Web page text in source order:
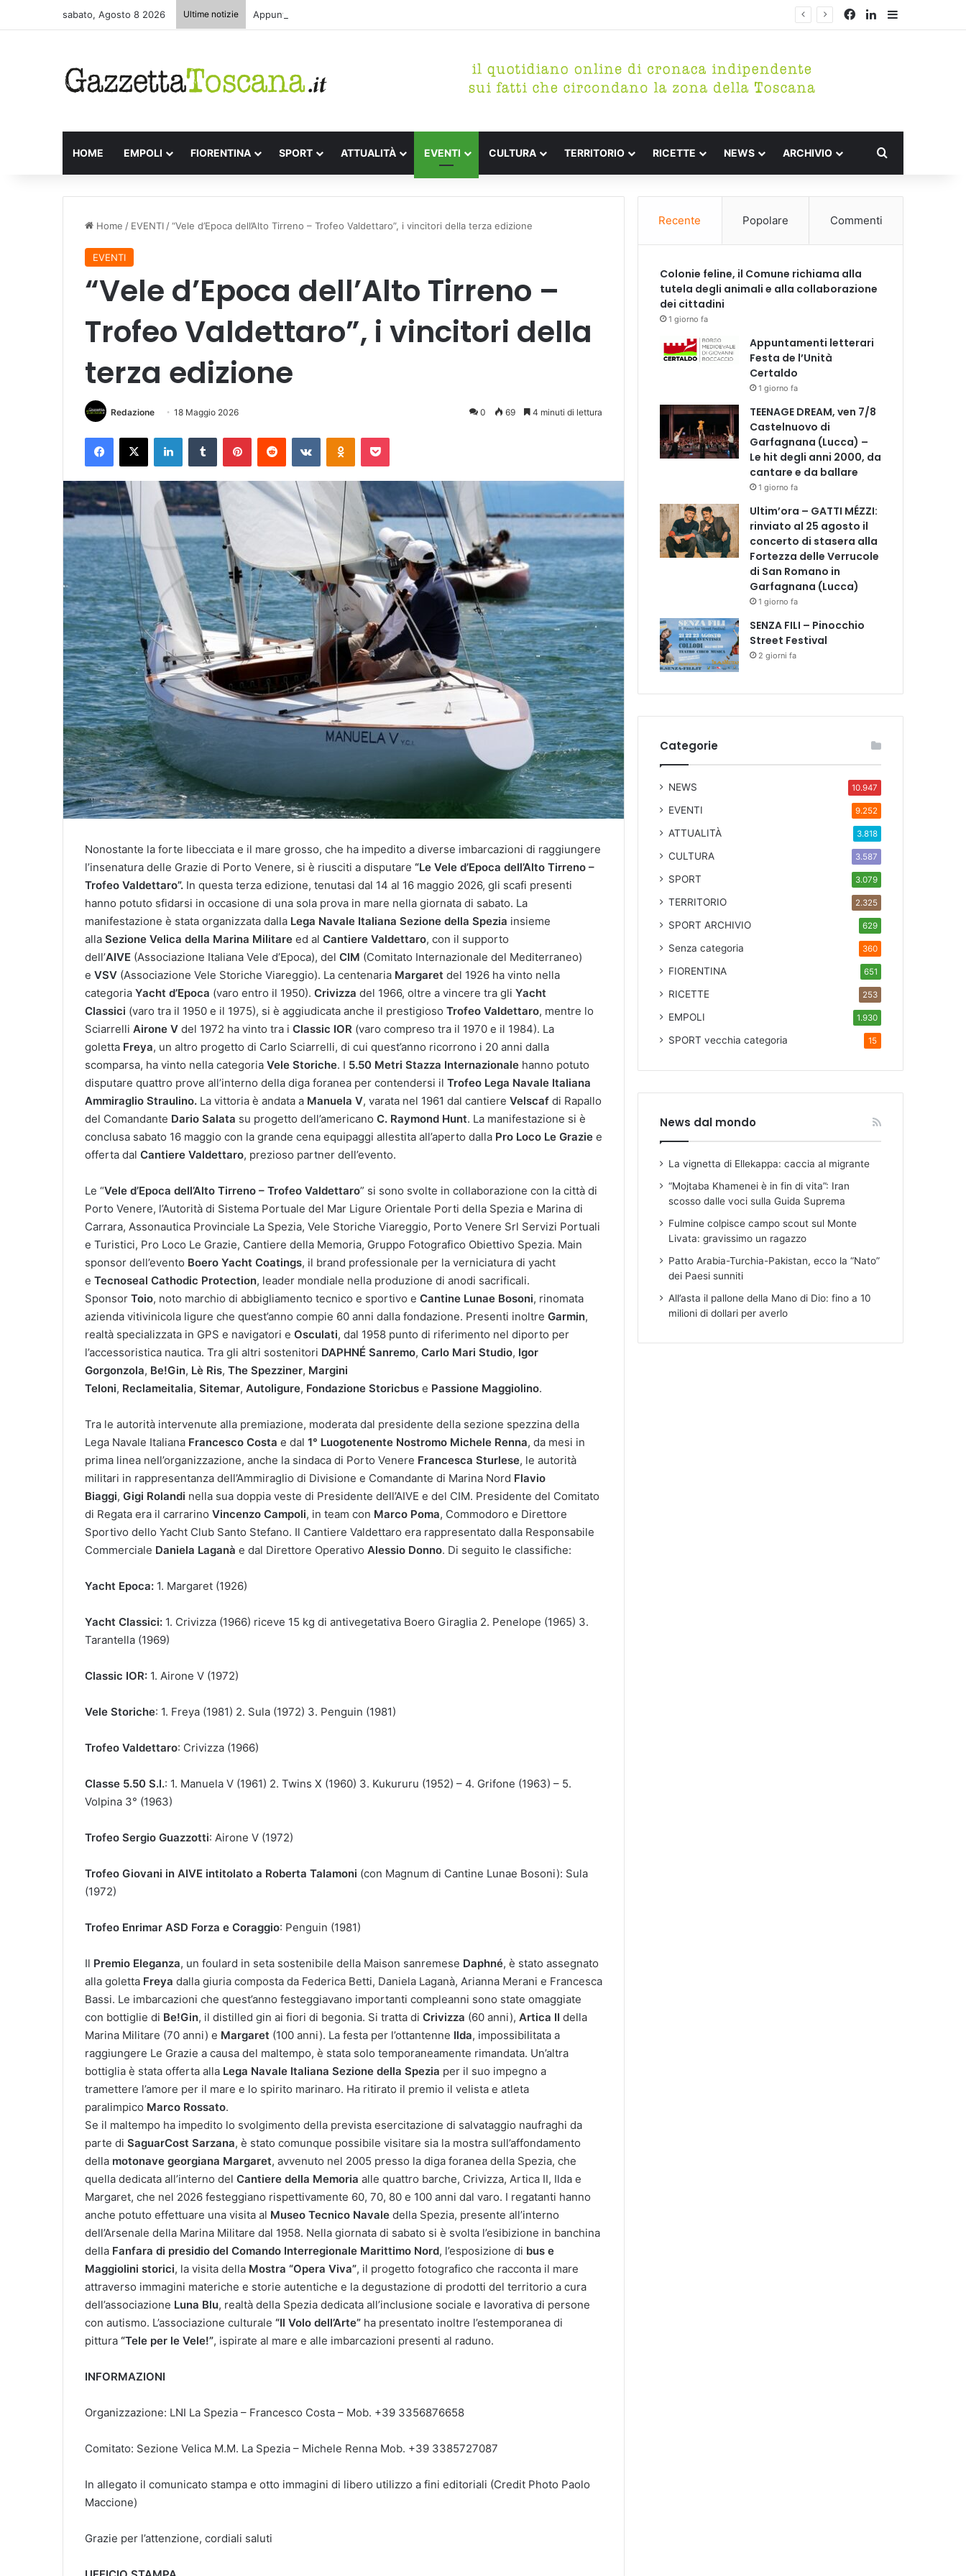
sabato, Agosto 8 2026 Ultime notizie Appuntamenti letterari Festa de l’Unità Certaldo Facebook
LinkedIn
HOME EMPOLI FIORENTINA SPORT ATTUALITÀ EVENTI CULTURA TERRITORIO RICETTE NEWS ARCHIVIO
Home / EVENTI /“Vele d’Epoca dell’Alto Tirreno – Trofeo Valdettaro”, i vincitori della terza edizione
EVENTI
“Vele d’Epoca dell’Alto Tirreno –
Trofeo Valdettaro”, i vincitori della
terza edizione
Redazione 18 Maggio 2026 0 69 4 minuti di lettura
Nonostante la forte libecciata e il mare grosso, che ha impedito a diverse imbarcazioni di raggiungere
l’insenatura delle Grazie di Porto Venere, si è riusciti a disputare “Le Vele d’Epoca dell’Alto Tirreno –
Trofeo Valdettaro”. In questa terza edizione, tenutasi dal 14 al 16 maggio 2026, gli scafi presenti
hanno potuto sfidarsi in occasione di una sola prova in mare nella giornata di sabato. La
manifestazione è stata organizzata dalla Lega Navale Italiana Sezione della Spezia insieme
alla Sezione Velica della Marina Militare ed al Cantiere Valdettaro, con il supporto
dell’AIVE (Associazione Italiana Vele d’Epoca), del CIM (Comitato Internazionale del Mediterraneo)
e VSV (Associazione Vele Storiche Viareggio). La centenaria Margaret del 1926 ha vinto nella
categoria Yacht d’Epoca (varo entro il 1950). Crivizza del 1966, oltre a vincere tra gli Yacht
Classici (varo tra il 1950 e il 1975), si è aggiudicata anche il prestigioso Trofeo Valdettaro, mentre lo
Sciarrelli Airone V del 1972 ha vinto tra i Classic IOR (varo compreso tra il 1970 e il 1984). La
goletta Freya, un altro progetto di Carlo Sciarrelli, di cui quest’anno ricorrono i 20 anni dalla
scomparsa, ha vinto nella categoria Vele Storiche. I 5.50 Metri Stazza Internazionale hanno potuto
disputare quattro prove all’interno della diga foranea per contendersi il Trofeo Lega Navale Italiana
Ammiraglio Straulino. La vittoria è andata a Manuela V, varata nel 1961 dal cantiere Velscaf di Rapallo
del Comandante Dario Salata su progetto dell’americano C. Raymond Hunt. La manifestazione si è
conclusa sabato 16 maggio con la grande cena equipaggi allestita all’aperto dalla Pro Loco Le Grazie e
offerta dal Cantiere Valdettaro, prezioso partner dell’evento.
Le “Vele d’Epoca dell’Alto Tirreno – Trofeo Valdettaro” si sono svolte in collaborazione con la città di
Porto Venere, l’Autorità di Sistema Portuale del Mar Ligure Orientale Porti della Spezia e Marina di
Carrara, Assonautica Provinciale La Spezia, Vele Storiche Viareggio, Porto Venere Srl Servizi Portuali
e Turistici, Pro Loco Le Grazie, Cantiere della Memoria, Gruppo Fotografico Obiettivo Spezia. Main
sponsor dell’evento Boero Yacht Coatings, il brand professionale per la verniciatura di yacht
e Tecnoseal Cathodic Protection, leader mondiale nella produzione di anodi sacrificali.
Sponsor Toio, noto marchio di abbigliamento tecnico e sportivo e Cantine Lunae Bosoni, rinomata
azienda vitivinicola ligure che quest’anno compie 60 anni dalla fondazione. Presenti inoltre Garmin,
realtà specializzata in GPS e navigatori e Osculati, dal 1958 punto di riferimento nel diporto per
l’accessoristica nautica. Tra gli altri sostenitori DAPHNÉ Sanremo, Carlo Mari Studio, Igor
Gorgonzola, Be!Gin, Lè Ris, The Spezziner, Margini
Teloni, Reclameitalia, Sitemar, Autoligure, Fondazione Storicbus e Passione Maggiolino.
Tra le autorità intervenute alla premiazione, moderata dal presidente della sezione spezzina della
Lega Navale Italiana Francesco Costa e dal 1° Luogotenente Nostromo Michele Renna, da mesi in
prima linea nell’organizzazione, anche la sindaca di Porto Venere Francesca Sturlese, le autorità
militari in rappresentanza dell’Ammiraglio di Divisione e Comandante di Marina Nord Flavio
Biaggi, Gigi Rolandi nella sua doppia veste di Presidente dell’AIVE e del CIM. Presidente del Comitato
di Regata era il carrarino Vincenzo Campoli, in team con Marco Poma, Commodoro e Direttore
Sportivo dello Yacht Club Santo Stefano. Il Cantiere Valdettaro era rappresentato dalla Responsabile
Commerciale Daniela Laganà e dal Direttore Operativo Alessio Donno. Di seguito le classifiche:
Yacht Epoca: 1. Margaret (1926)
Yacht Classici: 1. Crivizza (1966) riceve 15 kg di antivegetativa Boero Giraglia 2. Penelope (1965) 3.
Tarantella (1969)
Classic IOR: 1. Airone V (1972)
Vele Storiche: 1. Freya (1981) 2. Sula (1972) 3. Penguin (1981)
Trofeo Valdettaro: Crivizza (1966)
Classe 5.50 S.I.: 1. Manuela V (1961) 2. Twins X (1960) 3. Kukururu (1952) – 4. Grifone (1963) – 5.
Volpina 3° (1963)
Trofeo Sergio Guazzotti: Airone V (1972)
Trofeo Giovani in AIVE intitolato a Roberta Talamoni (con Magnum di Cantine Lunae Bosoni): Sula
(1972)
Trofeo Enrimar ASD Forza e Coraggio: Penguin (1981)
Il Premio Eleganza, un foulard in seta sostenibile della Maison sanremese Daphné, è stato assegnato
alla goletta Freya dalla giuria composta da Federica Betti, Daniela Laganà, Arianna Merani e Francesca
Bassi. Le imbarcazioni che quest’anno festeggiavano importanti compleanni sono state omaggiate
con bottiglie di Be!Gin, il distilled gin ai fiori di begonia. Si tratta di Crivizza (60 anni), Artica II della
Marina Militare (70 anni) e Margaret (100 anni). La festa per l’ottantenne Ilda, impossibilitata a
raggiungere Le Grazie a causa del maltempo, è stata solo temporaneamente rimandata. Un’altra
bottiglia è stata offerta alla Lega Navale Italiana Sezione della Spezia per il suo impegno a
tramettere l’amore per il mare e lo spirito marinaro. Ha ritirato il premio il velista e atleta
paralimpico Marco Rossato.
Se il maltempo ha impedito lo svolgimento della prevista esercitazione di salvataggio naufraghi da
parte di SaguarCost Sarzana, è stato comunque possibile visitare sia la mostra sull’affondamento
della motonave georgiana Margaret, avvenuto nel 2005 presso la diga foranea della Spezia, che
quella dedicata all’interno del Cantiere della Memoria alle quattro barche, Crivizza, Artica II, Ilda e
Margaret, che nel 2026 festeggiano rispettivamente 60, 70, 80 e 100 anni dal varo. I regatanti hanno
anche potuto effettuare una visita al Museo Tecnico Navale della Spezia, presente all’interno
dell’Arsenale della Marina Militare dal 1958. Nella giornata di sabato si è svolta l’esibizione in banchina
della Fanfara di presidio del Comando Interregionale Marittimo Nord, l’esposizione di bus e
Maggiolini storici, la visita della Mostra “Opera Viva”, il progetto fotografico che racconta il mare
attraverso immagini materiche e storie autentiche e la degustazione di prodotti del territorio a cura
dell’associazione Luna Blu, realtà della Spezia dedicata all’inclusione sociale e lavorativa di persone
con autismo. L’associazione culturale “Il Volo dell’Arte” ha presentato inoltre l’estemporanea di
pittura “Tele per le Vele!”, ispirate al mare e alle imbarcazioni presenti al raduno.
INFORMAZIONI
Organizzazione: LNI La Spezia – Francesco Costa – Mob. +39 3356876658
Comitato: Sezione Velica M.M. La Spezia – Michele Renna Mob. +39 3385727087
In allegato il comunicato stampa e otto immagini di libero utilizzo a fini editoriali (Credit Photo Paolo
Maccione)
Grazie per l’attenzione, cordiali saluti
Recente Popolare Commenti
Colonie feline, il Comune richiama alla
tutela degli animali e alla collaborazione
dei cittadini
1 giorno fa
Appuntamenti letterari
Festa de l’Unità
Certaldo
1 giorno fa
TEENAGE DREAM, ven 7/8
Castelnuovo di
Garfagnana (Lucca) –
Le hit degli anni 2000, da
cantare e da ballare
1 giorno fa
Ultim’ora – GATTI MÉZZI:
rinviato al 25 agosto il
concerto di stasera alla
Fortezza delle Verrucole
di San Romano in
Garfagnana (Lucca)
1 giorno fa
SENZA FILI – Pinocchio
Street Festival
2 giorni fa
Categorie
NEWS 10.947
EVENTI 9.252
ATTUALITÀ 3.818
CULTURA 3.587
SPORT 3.079
TERRITORIO 2.325
SPORT ARCHIVIO 629
Senza categoria 360
FIORENTINA 651
RICETTE 253
EMPOLI 1.930
SPORTvecchia categoria 15
News dal mondo
La vignetta di Ellekappa: caccia al migrante
“Mojtaba Khamenei è in fin di vita”: Iran
scosso dalle voci sulla Guida Suprema
Fulmine colpisce campo scout sul Monte
Livata: gravissimo un ragazzo
Patto Arabia-Turchia-Pakistan, ecco la “Nato”
dei Paesi sunniti
All’asta il pallone della Mano di Dio: fino a 10
milioni di dollari per averlo